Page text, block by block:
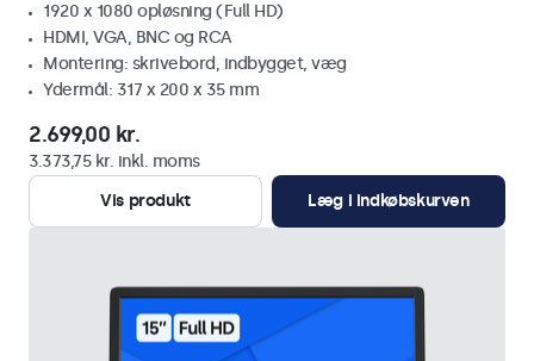
1920 x 1080 opløsning (Full HD)
HDMI, VGA, BNC og RCA
Montering: skrivebord, indbygget, væg
Ydermål: 317 x 200 x 35 mm
2.699,00 kr.
3.373,75 kr. inkl. moms
Vis produkt
Læg i indkøbskurven